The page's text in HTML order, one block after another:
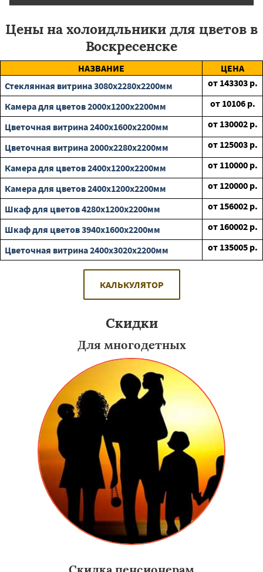
Цены на холоидльники для цветов в
Воскресенске
НАЗВАНИЕ
ЦЕНА
Стеклянная витрина 3080х2280х2200мм
от 143303 р.
Камера для цветов 2000х1200х2200мм
от 10106 р.
Цветочная витрина 2400х1600х2200мм
от 130002 р.
Цветочная витрина 2000х2280х2200мм
от 125003 р.
Камера для цветов 2400х1200х2200мм
от 110000 р.
Камера для цветов 2400х1200х2200мм
от 120000 р.
Шкаф для цветов 4280х1200х2200мм
от 156002 р.
Шкаф для цветов 3940х1600х2200мм
от 160002 р.
Цветочная витрина 2400х3020х2200мм
от 135005 р.
КАЛЬКУЛЯТОР
Скидки
Для многодетных